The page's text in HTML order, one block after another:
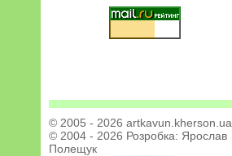
© 2005 - 2026 artkavun.kherson.ua
© 2004 - 2026 Розробка: Ярослав
Полещук